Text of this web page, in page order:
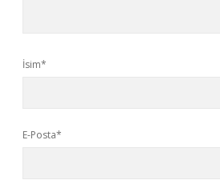
İsim*
E-Posta*